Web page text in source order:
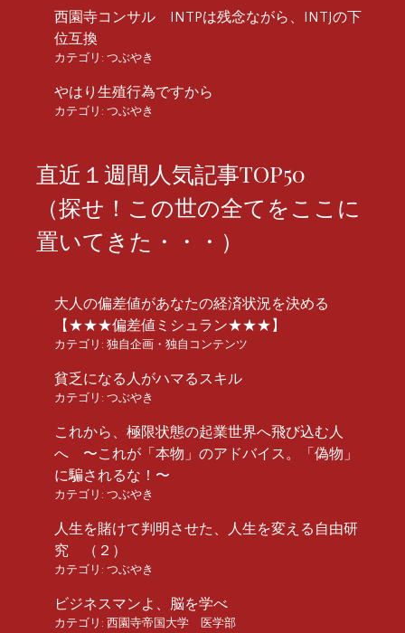
西園寺コンサル INTPは残念ながら、INTJの下
位互換
カテゴリ: つぶやき
やはり生殖行為ですから
カテゴリ: つぶやき
直近１週間人気記事TOP50
（探せ！この世の全てをここに
置いてきた・・・）
大人の偏差値があなたの経済状況を決める
【★★★偏差値ミシュラン★★★】
カテゴリ: 独自企画・独自コンテンツ
貧乏になる人がハマるスキル
カテゴリ: つぶやき
これから、極限状態の起業世界へ飛び込む人
へ 〜これが「本物」のアドバイス。「偽物」
に騙されるな！〜
カテゴリ: つぶやき
人生を賭けて判明させた、人生を変える自由研
究 （２）
カテゴリ: つぶやき
ビジネスマンよ、脳を学べ
カテゴリ: 西園寺帝国大学 医学部